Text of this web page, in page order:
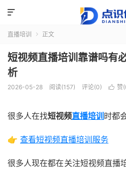

直播培训  正文
短视频直播培训靠谱吗有
析
2026-05-28 阅读(157) 评论(0)  赞(
很多人在找短视频直播培训 时都
👉 查看短视频直播培训服务
很多人现在都在关注短视频直播